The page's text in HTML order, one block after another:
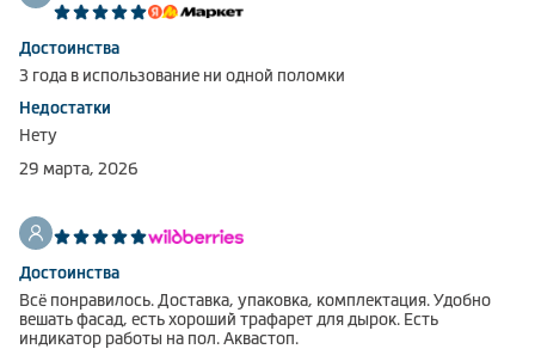
Достоинства
3 года в использование ни одной поломки
Недостатки
Нету
29 марта, 2026
Достоинства
Всё понравилось. Доставка, упаковка, комплектация. Удобно
вешать фасад, есть хороший трафарет для дырок. Есть
индикатор работы на пол. Аквастоп.